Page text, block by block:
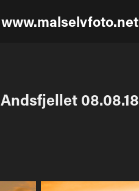
www.malselvfoto.net
Andsfjellet 08.08.18